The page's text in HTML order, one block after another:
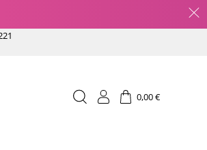
Einloggen
Warenkorb
0,00 €